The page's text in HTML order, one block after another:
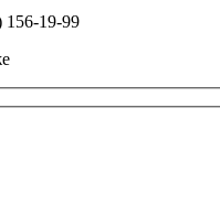
156-19-99